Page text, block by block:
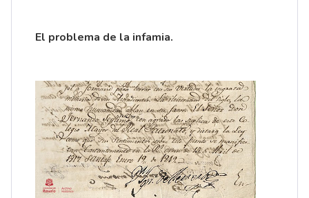
El problema de la infamia.